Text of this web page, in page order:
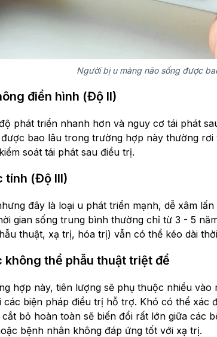
Người bị u màng não sống được
điển hình (Độ II)
phát triển nhanh hơn và nguy cơ tái phát
bao lâu trong trường hợp này thường
soát tái phát sau điều trị.
tính (Độ III)
đây là loại u phát triển mạnh, dễ xâm
gian sống trung bình thường chỉ từ 3 - 5
thuật, xạ trị, hóa trị) vẫn có thể kéo dài
không thể phẫu thuật triệt để
hợp này, tiên lượng sẽ phụ thuộc nhiều
các biện pháp điều trị hỗ trợ. Khó có thể xác
bỏ hoàn toàn sẽ biến đổi rất lớn giữa các
bệnh nhân không đáp ứng tốt với xạ trị.